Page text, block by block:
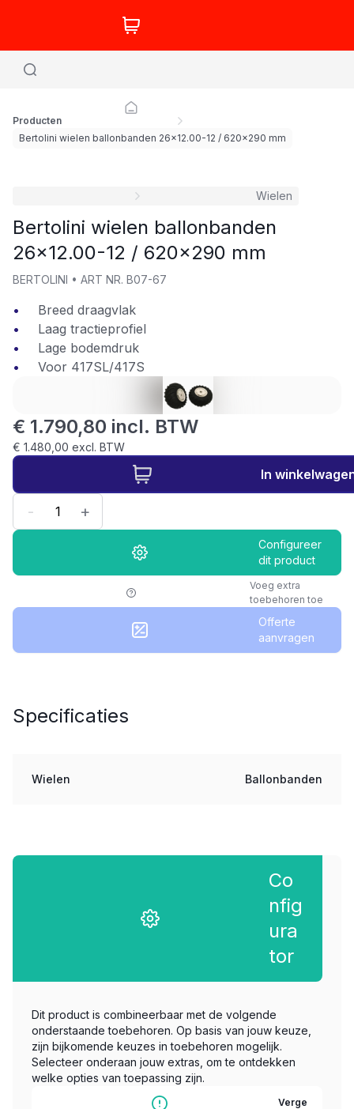
Producten
Bertolini wielen ballonbanden 26x12.00-12 / 620x290 mm
Wielen
Bertolini wielen ballonbanden
26x12.00-12 / 620x290 mm
BERTOLINI • ART NR. B07-67
Breed draagvlak
Laag tractieprofiel
Lage bodemdruk
Voor 417SL/417S
€ 1.790,80 incl. BTW
€ 1.480,00 excl. BTW
In
- +
Configureer
dit product
Voeg extra
toebehoren toe
Offerte
aanvragen
Specificaties
Wielen Ballonbanden
Co
nfig
ura
tor
Dit product is combineerbaar met de volgende
onderstaande toebehoren. Op basis van jouw keuze,
zijn bijkomende keuzes in toebehoren mogelijk.
Selecteer onderaan jouw extras, om te ontdekken
welke opties van toepassing zijn.
Verge